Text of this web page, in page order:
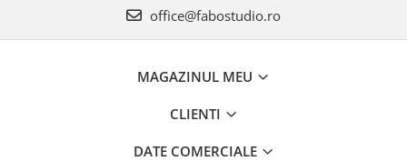
office@fabostudio.ro
MAGAZINUL MEU
CLIENTI
DATE COMERCIALE